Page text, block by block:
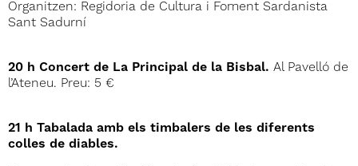
Organitzen: Regidoria de Cultura i Foment Sardanista
Sant Sadurní
20 h Concert de La Principal de la Bisbal. Al Pavelló de
l’Ateneu. Preu: 5 €
21 h Tabalada amb els timbalers de les diferents
colles de diables.